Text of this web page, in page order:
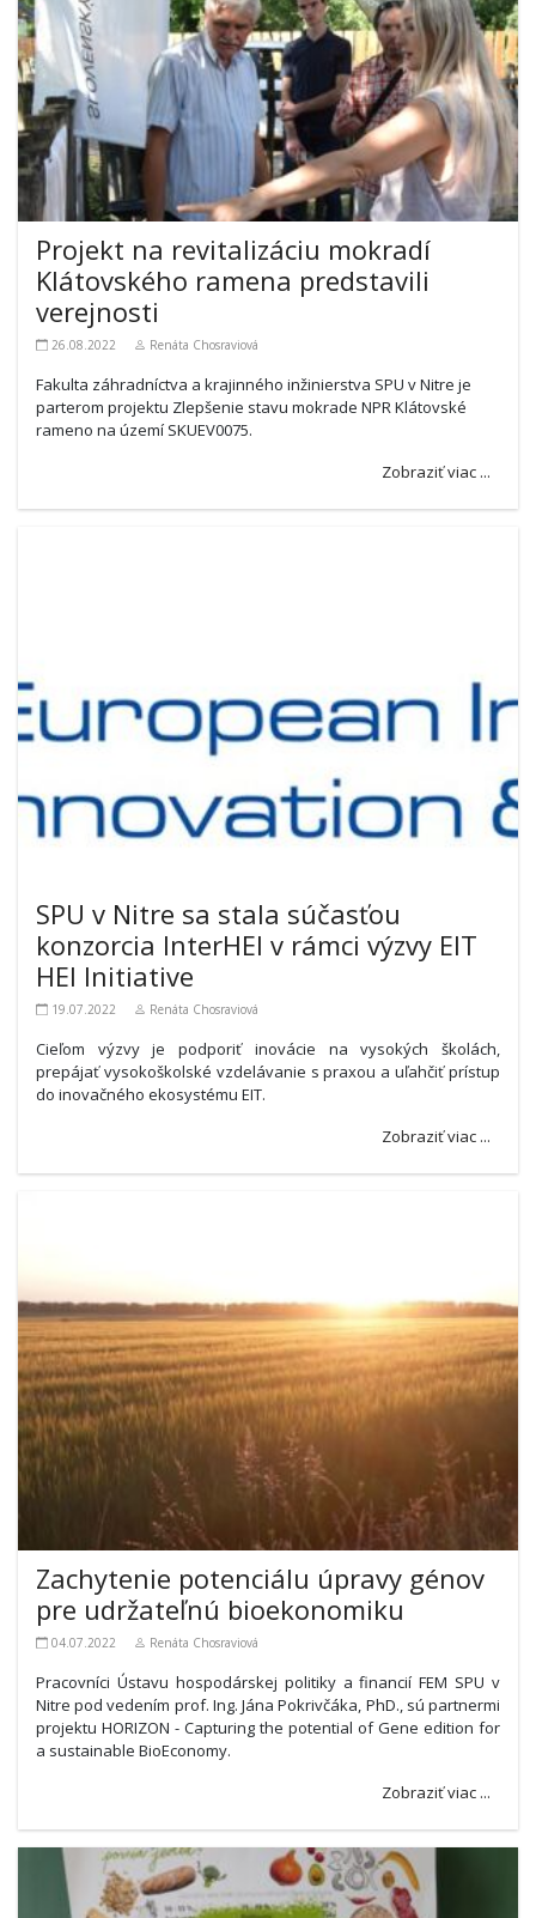
Projekt na revitalizáciu mokradí
Klátovského ramena predstavili
verejnosti
26.08.2022 Renáta Chosraviová
Fakulta záhradníctva a krajinného inžinierstva SPU v Nitre je
parterom projektu Zlepšenie stavu mokrade NPR Klátovské
rameno na území SKUEV0075.
Zobraziť viac ...
SPU v Nitre sa stala súčasťou
konzorcia InterHEI v rámci výzvy EIT
HEI Initiative
19.07.2022 Renáta Chosraviová
Cieľom výzvy je podporiť inovácie na vysokých školách,
prepájať vysokoškolské vzdelávanie s praxou a uľahčiť prístup
do inovačného ekosystému EIT.
Zobraziť viac ...
Zachytenie potenciálu úpravy génov
pre udržateľnú bioekonomiku
04.07.2022 Renáta Chosraviová
Pracovníci Ústavu hospodárskej politiky a financií FEM SPU v
Nitre pod vedením prof. Ing. Jána Pokrivčáka, PhD., sú partnermi
projektu HORIZON - Capturing the potential of Gene edition for
a sustainable BioEconomy.
Zobraziť viac ...